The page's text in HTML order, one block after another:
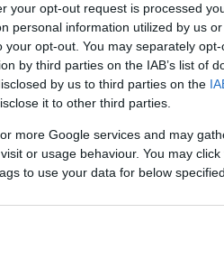
your opt-out request is processed
personal information utilized by us
opt-out. You may separately
by third parties on the IAB’s list of
by us to third parties on the
it to other third parties.
more Google services and may
or usage behaviour. You may
to use your data for below
(
(